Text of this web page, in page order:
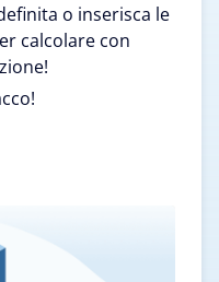
o inserisca le
calcolare con